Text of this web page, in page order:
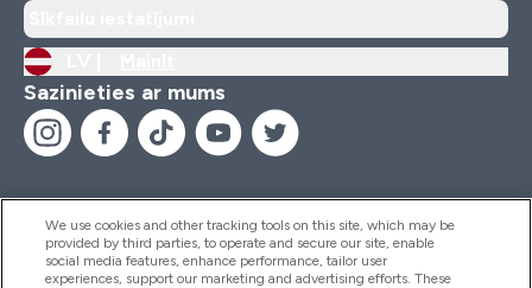
Sazinieties ar mums
Palīdzība Un Informācija
We use cookies and other tracking tools on this site, which may be
provided by third parties, to operate and secure our site, enable
social media features, enhance performance, tailor user
experiences, support our marketing and advertising efforts. These